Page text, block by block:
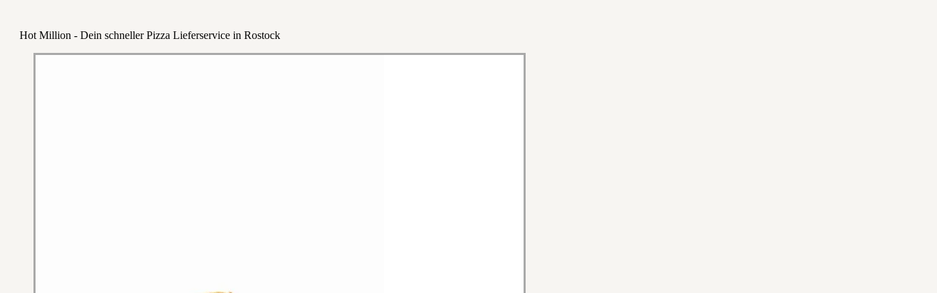
Hot Million - Dein schneller Pizza Lieferservice in Rostock